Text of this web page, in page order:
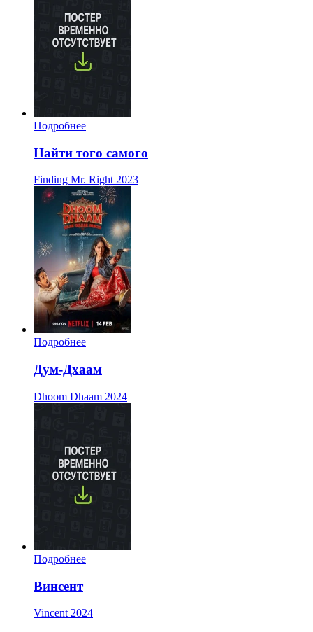
Подробнее
Найти того самого
Finding Mr. Right 2023
Подробнее
Дум-Дхаам
Dhoom Dhaam 2024
Подробнее
Винсент
Vincent 2024